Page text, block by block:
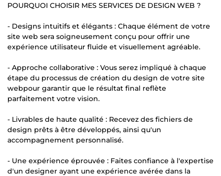
POURQUOI CHOISIR MES SERVICES DE DESIGN WEB ?
- Designs intuitifs et élégants : Chaque élément de votre
site web sera soigneusement conçu pour offrir une
expérience utilisateur fluide et visuellement agréable.
- Approche collaborative : Vous serez impliqué à chaque
étape du processus de création du design de votre site
webpour garantir que le résultat final reflète
parfaitement votre vision.
- Livrables de haute qualité : Recevez des fichiers de
design prêts à être développés, ainsi qu'un
accompagnement personnalisé.
- Une expérience éprouvée : Faites confiance à l'expertise
d'un designer ayant une expérience avérée dans la